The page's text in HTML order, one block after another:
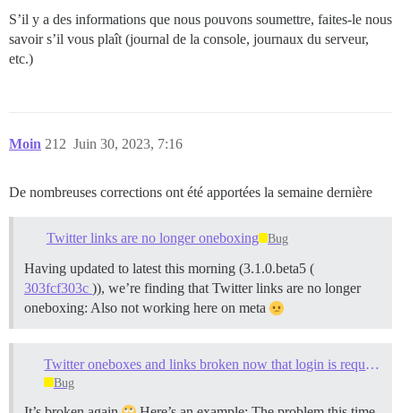
S’il y a des informations que nous pouvons soumettre, faites-le nous
savoir s’il vous plaît (journal de la console, journaux du serveur,
etc.)
Moin Juin 30, 2023, 7:16
212
De nombreuses corrections ont été apportées la semaine dernière
Twitter links are no longer oneboxing Bug
Having updated to latest this morning (3.1.0.beta5 (
303fcf303c )), we’re finding that Twitter links are no longer
oneboxing: Also not working here on meta
Twitter oneboxes and links broken now that login is required
Bug